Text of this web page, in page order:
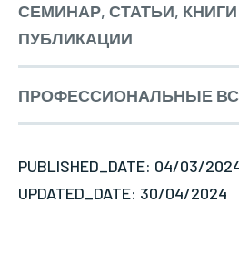
Область специализации
СЕМИНАР, СТАТЬИ, КНИГИ
ПУБЛИКАЦИИ
ПРОФЕССИОНАЛЬНЫЕ
PUBLISHED_DATE: 04/03/
UPDATED_DATE: 30/04/2024